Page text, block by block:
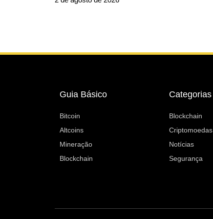
Guia Básico
Bitcoin
Altcoins
Mineração
Blockchain
Categorias
Blockchain
Criptomoedas
Notícias
Segurança